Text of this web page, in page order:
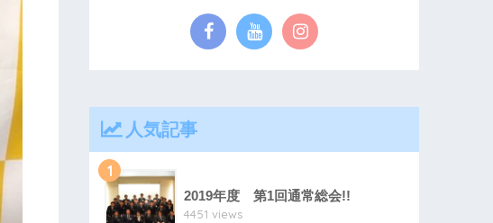
人気記事
1
2019年度 第1回通常総会!!
4451 views